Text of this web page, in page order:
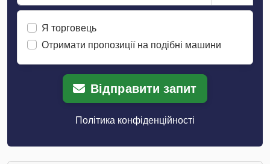
Я торговець
Отримати пропозиції на подібні машини
Відправити запит
Політика конфіденційності